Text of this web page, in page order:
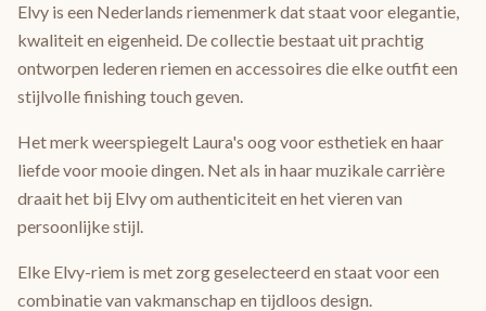
Elvy is een Nederlands riemenmerk dat staat voor elegantie,
kwaliteit en eigenheid. De collectie bestaat uit prachtig
ontworpen lederen riemen en accessoires die elke outfit een
stijlvolle finishing touch geven.
Het merk weerspiegelt Laura's oog voor esthetiek en haar
liefde voor mooie dingen. Net als in haar muzikale carrière
draait het bij Elvy om authenticiteit en het vieren van
persoonlijke stijl.
Elke Elvy-riem is met zorg geselecteerd en staat voor een
combinatie van vakmanschap en tijdloos design.